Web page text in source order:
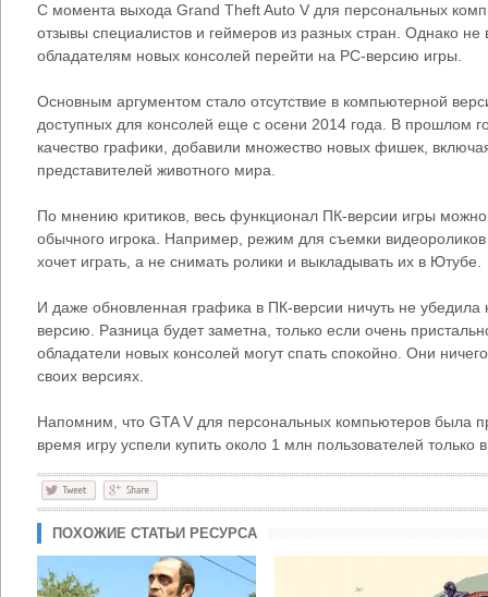
С момента выхода Grand Theft Auto V для персональных
отзывы специалистов и геймеров из разных стран. Однако не
обладателям новых консолей перейти на PC-версию игры.
Основным аргументом стало отсутствие в компьютерной
доступных для консолей еще с осени 2014 года. В прошлом
качество графики, добавили множество новых фишек,
представителей животного мира.
По мнению критиков, весь функционал ПК-версии игры
обычного игрока. Например, режим для съемки
хочет играть, а не снимать ролики и выкладывать их в Ютубе.
И даже обновленная графика в ПК-версии ничуть не убедила
версию. Разница будет заметна, только если очень
обладатели новых консолей могут спать спокойно. Они
своих версиях.
Напомним, что GTA V для персональных компьютеров была
время игру успели купить около 1 млн пользователей только
ПОХОЖИЕ СТАТЬИ РЕСУРСА